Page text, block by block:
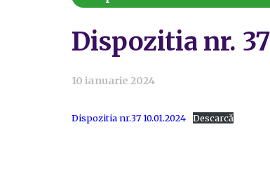
Dispozitia nr.
10 ianuarie 2024
Dispozitia nr.37 10.01.2024 Descarcă